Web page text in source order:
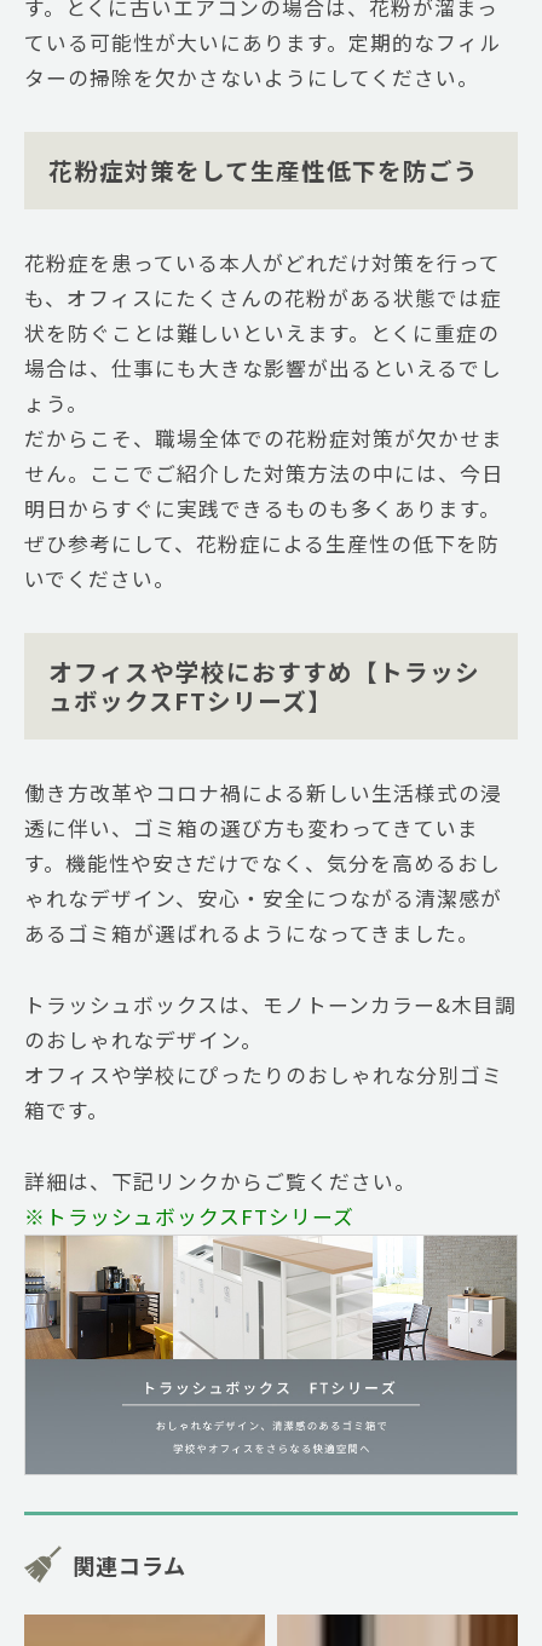
す。とくに古いエアコンの場合は、花粉が溜まっ
ている可能性が大いにあります。定期的なフィル
ターの掃除を欠かさないようにしてください。
花粉症対策をして生産性低下を防ごう
花粉症を患っている本人がどれだけ対策を行って
も、オフィスにたくさんの花粉がある状態では症
状を防ぐことは難しいといえます。とくに重症の
場合は、仕事にも大きな影響が出るといえるでし
ょう。
だからこそ、職場全体での花粉症対策が欠かせま
せん。ここでご紹介した対策方法の中には、今日
明日からすぐに実践できるものも多くあります。
ぜひ参考にして、花粉症による生産性の低下を防
いでください。
オフィスや学校におすすめ【トラッシ
ュボックスFTシリーズ】
働き方改革やコロナ禍による新しい生活様式の浸
透に伴い、ゴミ箱の選び方も変わってきていま
す。機能性や安さだけでなく、気分を高めるおし
ゃれなデザイン、安心・安全につながる清潔感が
あるゴミ箱が選ばれるようになってきました。
トラッシュボックスは、モノトーンカラー&木目調
のおしゃれなデザイン。
オフィスや学校にぴったりのおしゃれな分別ゴミ
箱です。
詳細は、下記リンクからご覧ください。
※トラッシュボックスFTシリーズ
関連コラム